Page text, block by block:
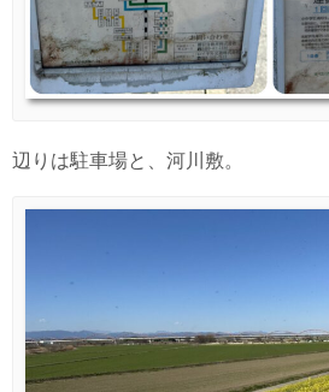
辺りは駐車場と、河川敷。